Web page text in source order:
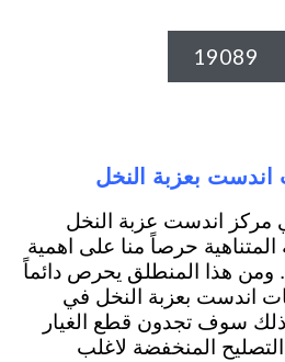
19089
اندست بعزبة النخل
مركز اندست عزبة النخل
المتناهية حرصاً منا على اهمية
. ومن هذا المنطلق يحرص دائماً
اندست بعزبة النخل في
سوف تجدون قطع الغيار
المنخفضة لاغلب